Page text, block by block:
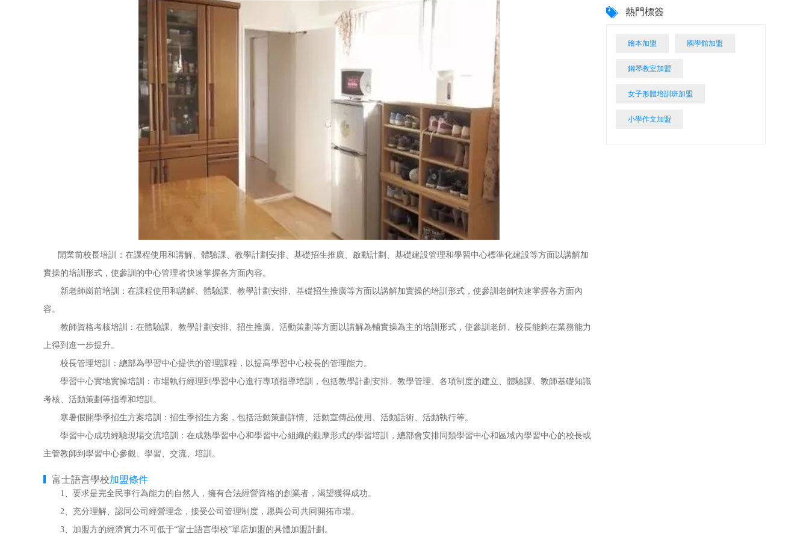
開業前校長培訓：在課程使用和講解、體驗課、教學計劃安排、基礎招生推廣、啟動計劃、基礎建設管理和學習中心標準化建設等方面以講解加
實操的培訓形式，使參訓的中心管理者快速掌握各方面內容。
新老師崗前培訓：在課程使用和講解、體驗課、教學計劃安排、基礎招生推廣等方面以講解加實操的培訓形式，使參訓老師快速掌握各方面內
容。
教師資格考核培訓：在體驗課、教學計劃安排、招生推廣、活動策劃等方面以講解為輔實操為主的培訓形式，使參訓老師、校長能夠在業務能力
上得到進一步提升。
校長管理培訓：總部為學習中心提供的管理課程，以提高學習中心校長的管理能力。
學習中心實地實操培訓：市場執行經理到學習中心進行專項指導培訓，包括教學計劃安排、教學管理、各項制度的建立、體驗課、教師基礎知識
考核、活動策劃等指導和培訓。
寒暑假開學季招生方案培訓：招生季招生方案，包括活動策劃詳情、活動宣傳品使用、活動話術、活動執行等。
學習中心成功經驗現場交流培訓：在成熟學習中心和學習中心組織的觀摩形式的學習培訓，總部會安排同類學習中心和區域內學習中心的校長或
主管教師到學習中心參觀、學習、交流、培訓。
富士語言學校加盟條件
1、要求是完全民事行為能力的自然人，擁有合法經營資格的創業者，渴望獲得成功。
2、充分理解、認同公司經營理念，接受公司管理制度，愿與公司共同開拓市場。
3、加盟方的經濟實力不可低于“富士語言學校”單店加盟的具體加盟計劃。
熱門標簽
繪本加盟 國學館加盟
鋼琴教室加盟
女子形體培訓班加盟
小學作文加盟